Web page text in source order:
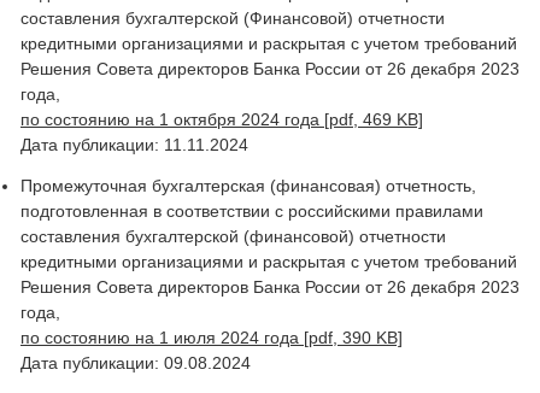
составления бухгалтерской (Финансовой) отчетности
кредитными организациями и раскрытая с учетом требований
Решения Совета директоров Банка России от 26 декабря 2023
года,
по состоянию на 1 октября 2024 года [pdf, 469 KB]
Дата публикации: 11.11.2024
Промежуточная бухгалтерская (финансовая) отчетность,
подготовленная в соответствии с российскими правилами
составления бухгалтерской (финансовой) отчетности
кредитными организациями и раскрытая с учетом требований
Решения Совета директоров Банка России от 26 декабря 2023
года,
по состоянию на 1 июля 2024 года [pdf, 390 KB]
Дата публикации: 09.08.2024